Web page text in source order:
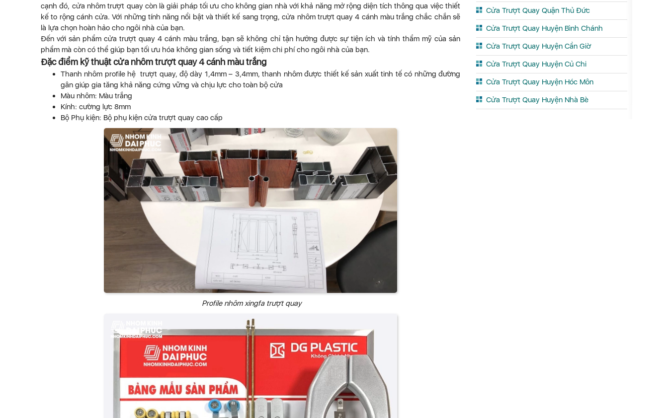
cạnh đó, cửa nhôm trượt quay còn là giải pháp tối ưu cho không gian nhà với khả năng mở rộng diện tích thông qua việc thiết
kế to rộng cánh cửa. Với những tính năng nổi bật và thiết kế sang trọng, cửa nhôm trượt quay 4 cánh màu trắng chắc chắn sẽ
là lựa chọn hoàn hảo cho ngôi nhà của bạn.
Đến với sản phẩm cửa trượt quay 4 cánh màu trắng, bạn sẽ không chỉ tận hưởng được sự tiện ích và tính thẩm mỹ của sản
phẩm mà còn có thể giúp bạn tối ưu hóa không gian sống và tiết kiệm chi phí cho ngôi nhà của bạn.
Đặc điểm kỹ thuật cửa nhôm trượt quay 4 cánh màu trắng
Thanh nhôm profile hệ trượt quay, độ dày 1,4mm – 3,4mm, thanh nhôm được thiết kế sản xuất tinh tế có những đường
gân giúp gia tăng khả năng cứng vững và chịu lực cho toàn bộ cửa
Màu nhôm: Màu trắng
Kính: cường lực 8mm
Bộ Phụ kiện: Bộ phụ kiện cửa trượt quay cao cấp
Profile nhôm xingfa trượt quay
Cửa Trượt Quay Quận Thủ Đức
Cửa Trượt Quay Huyện Bình Chánh
Cửa Trượt Quay Huyện Cần Giờ
Cửa Trượt Quay Huyện Củ Chi
Cửa Trượt Quay Huyện Hóc Môn
Cửa Trượt Quay Huyện Nhà Bè